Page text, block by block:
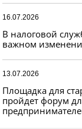
16.07.2026
В налоговой
важном
13.07.2026
Площадка для
пройдет форум